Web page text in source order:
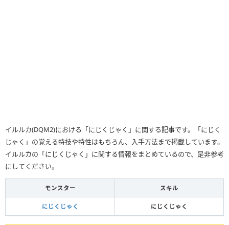
イルルカ(DQM2)における「にじくじゃく」に関する記事です。「にじく
じゃく」の覚える特技や特性はもちろん、入手方法まで掲載しています。
イルルカの「にじくじゃく」に関する情報をまとめているので、是非参考
にしてください。
モンスター スキル
にじくじゃく にじくじゃく